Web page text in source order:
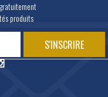
produits